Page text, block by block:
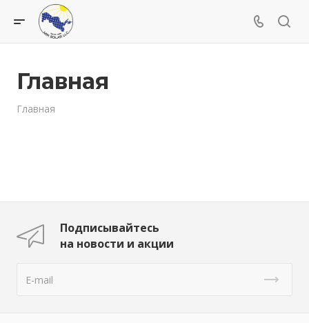
Главная
Главная
Подписывайтесь
на новости и акции